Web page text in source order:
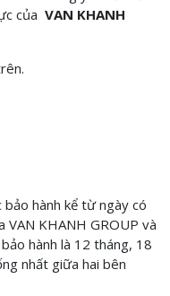
của VAN KHANH
hành kể từ ngày có
VAN KHANH GROUP và
hành là 12 tháng, 18
nhất giữa hai bên